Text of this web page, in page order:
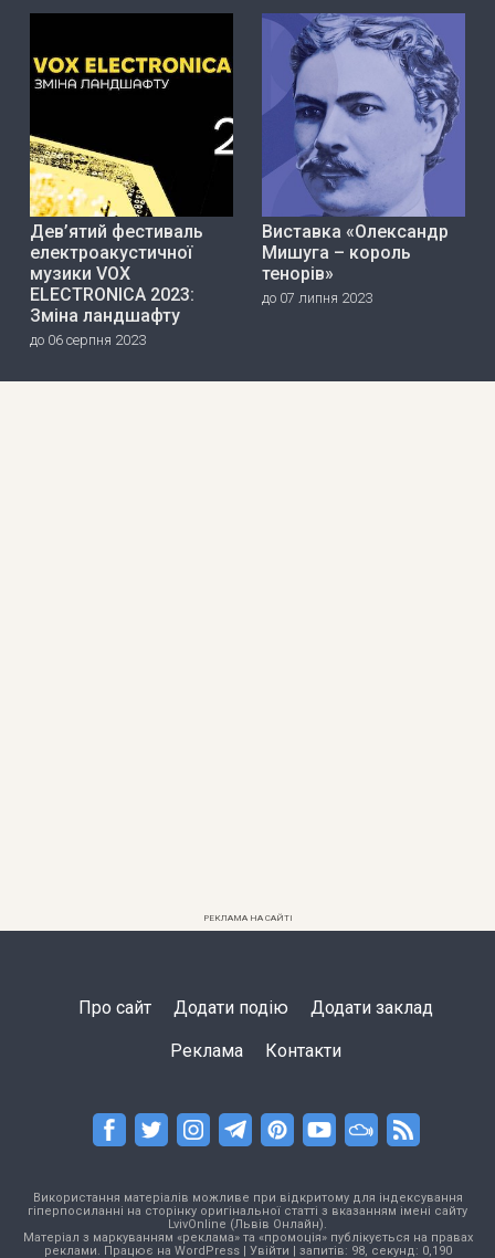
Дев’ятий фестиваль
електроакустичної
музики VOX
ELECTRONICA 2023:
Зміна ландшафту
до 06 серпня 2023
Виставка «Олександр
Мишуга – король
тенорів»
до 07 липня 2023
РЕКЛАМА НА САЙТІ
Про сайт Додати подію Додати заклад
Реклама Контакти
Використання матеріалів можливе при відкритому для індексування
гіперпосиланні на сторінку оригінальної статті з вказанням імені сайту
LvivOnline (Львів Онлайн).
Матеріал з маркуванням «реклама» та «промоція» публікується на правах
реклами. Працює на WordPress| Увійти | запитів: 98, секунд: 0,190